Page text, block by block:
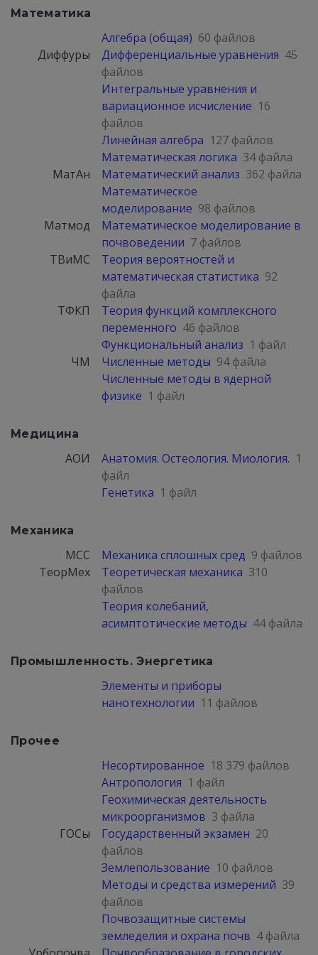
Математика
Алгебра (общая) 60 файлов
Диффуры
Дифференциальные уравнения 45
файлов
Интегральные уравнения и
вариационное исчисление 16
файлов
Линейная алгебра 127 файлов
Математическая логика 34 файла
МатАн
Математический анализ 362 файла
Математическое
моделирование 98 файлов
Матмод
Математическое моделирование в
почвоведении 7 файлов
ТВиМС
Теория вероятностей и
математическая статистика 92
файла
ТФКП
Теория функций комплексного
переменного 46 файлов
Функциональный анализ 1 файл
ЧМ
Численные методы 94 файла
Численные методы в ядерной
физике 1 файл
Медицина
АОИ Анатомия. Остеология. Миология. 1
файл
Генетика 1 файл
Механика
МСС Механика сплошных сред 9 файлов
ТеорМех
Теоретическая механика 310
файлов
Теория колебаний,
асимптотические методы 44 файла
Промышленность. Энергетика
Элементы и приборы
нанотехнологии 11 файлов
Прочее
Несортированное 18 379 файлов
Антропология 1 файл
Геохимическая деятельность
микроорганизмов 3 файла
ГОСы
Государственный экзамен 20
файлов
Землепользование 10 файлов
Методы и средства измерений 39
файлов
Почвозащитные системы
земледелия и охрана почв 4 файла